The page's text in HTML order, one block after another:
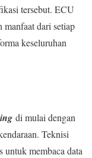
tersebut. ECU
dari setiap
keseluruhan
di mulai dengan
Teknisi
untuk membaca data